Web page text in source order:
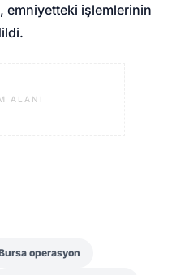
emniyetteki işlemlerinin
ALANI
operasyon